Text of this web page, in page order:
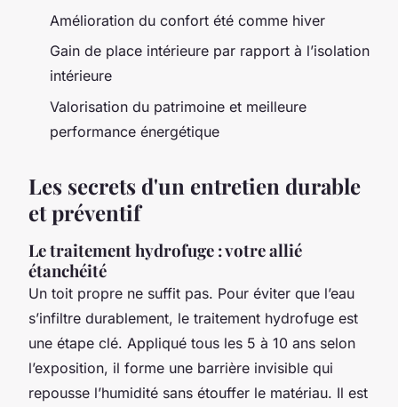
Amélioration du confort été comme hiver
Gain de place intérieure par rapport à l’isolation
intérieure
Valorisation du patrimoine et meilleure
performance énergétique
Les secrets d'un entretien durable
et préventif
Le traitement hydrofuge : votre allié
étanchéité
Un toit propre ne suffit pas. Pour éviter que l’eau
s’infiltre durablement, le traitement hydrofuge est
une étape clé. Appliqué tous les 5 à 10 ans selon
l’exposition, il forme une barrière invisible qui
repousse l’humidité sans étouffer le matériau. Il est